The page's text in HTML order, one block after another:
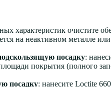
характеристик очистите
на неактивном металле
посадку:
покрытия (полного
посадку: нанесите Loctite